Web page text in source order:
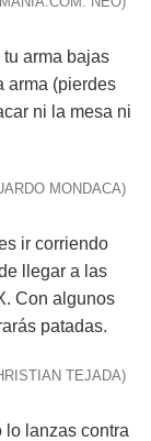
arma bajas
arma (pierdes
ni la mesa ni
MONDACA)
ir corriendo
llegar a las
Con algunos
patadas.
TEJADA)
lo lanzas contra